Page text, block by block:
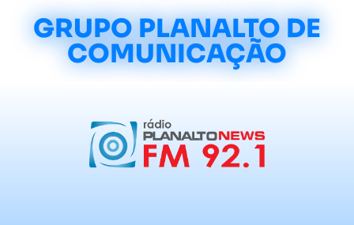
GRUPO PLANALTO DE
COMUNICAÇÃO